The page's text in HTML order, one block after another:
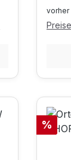
vorher
%